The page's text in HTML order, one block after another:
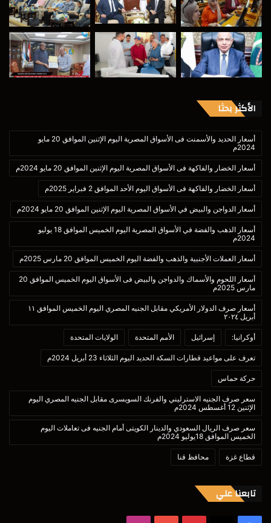
الأكثر بحثا
أسعار الحديد والأسمنت فى الأسواق المصرية اليوم الإثنين الموافق 20 مايو
2024م
أسعار الخضار والفاكهة فى الأسواق المصرية اليوم الإثنين الموافق 20 مايو 2024م
أسعار الخضار والفاكهة فى الأسواق اليوم الأحد الموافق 2 فبراير 2025م
أسعار الدواجن والبيض في الأسواق المصرية اليوم الإثنين الموافق 20 مايو 2024م
أسعار الذهب والفضة في الأسواق المصرية اليوم الخميس الموافق 18 يوليو
2024م
أسعار العملات الأجنبية والذهب والفضة اليوم الخميس الموافق 20 مارس 2025م
أسعار اللحوم والأسماك والدواجن والبيض فى الأسواق اليوم الخميس الموافق 20
مارس 2025م
أسعار صرف الدولار الأمريكي مقابل الجنيه المصري اليوم الخميس الموافق ١١
أبريل ٢٠٢٤
أوكرانيا: إسرائيل الأمم المتحدة الولايات المتحدة
تعرف على مواعيد قطارات السكة الحديد اليوم الثلاثاء 23 أبريل 2024م
حركة حماس
سعر صرف الجنيه الاسترليني والفرنك السويسرى مقابل الجنيه المصري اليوم
الإثنين 12 أغسطس 2024م
سعر صرف الريال السعودي والدينار الكويتى أمام الجنيه فى تعاملات اليوم
الخميس الموافق 18يوليو 2024م
قطاع غزة محافظ قنا
تابعنا علي